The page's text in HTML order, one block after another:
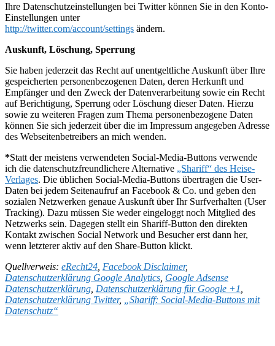
Ihre Datenschutzeinstellungen bei Twitter können Sie in den Konto-
Einstellungen unter
http://twitter.com/account/settings ändern.
Auskunft, Löschung, Sperrung
Sie haben jederzeit das Recht auf unentgeltliche Auskunft über Ihre
gespeicherten personenbezogenen Daten, deren Herkunft und
Empfänger und den Zweck der Datenverarbeitung sowie ein Recht
auf Berichtigung, Sperrung oder Löschung dieser Daten. Hierzu
sowie zu weiteren Fragen zum Thema personenbezogene Daten
können Sie sich jederzeit über die im Impressum angegeben Adresse
des Webseitenbetreibers an mich wenden.
*Statt der meistens verwendeten Social-Media-Buttons verwende
ich die datenschutzfreundlichere Alternative „Shariff“ des Heise-
Verlages. Die üblichen Social-Media-Buttons übertragen die User-
Daten bei jedem Seitenaufruf an Facebook & Co. und geben den
sozialen Netzwerken genaue Auskunft über Ihr Surfverhalten (User
Tracking). Dazu müssen Sie weder eingeloggt noch Mitglied des
Netzwerks sein. Dagegen stellt ein Shariff-Button den direkten
Kontakt zwischen Social Network und Besucher erst dann her,
wenn letzterer aktiv auf den Share-Button klickt.
Quellverweis: eRecht24 Facebook Disclaimer,
Datenschutzerklärung Google Analytics Google Adsense
Datenschutzerklärung Datenschutzerklärung für Google +1
Datenschutzerklärung Twitter,
„Shariff: Social-Media-Buttons mit
Datenschutz“